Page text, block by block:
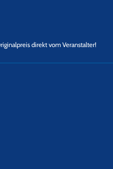
direkt vom Veranstalter!